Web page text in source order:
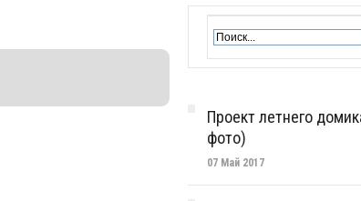
Проект летнего
фото)
07 Май 2017